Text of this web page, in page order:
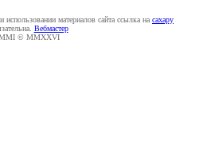
материалов сайта ссылка на caxapу
Вебмастер
© MMXXVI